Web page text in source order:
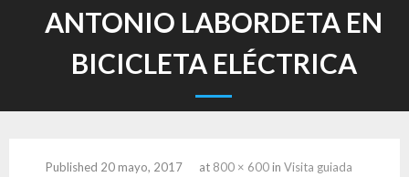
ANTONIO LABORDETA EN
BICICLETA ELÉCTRICA
Published 20 mayo, 2017 at 800 × 600in Visita guiada